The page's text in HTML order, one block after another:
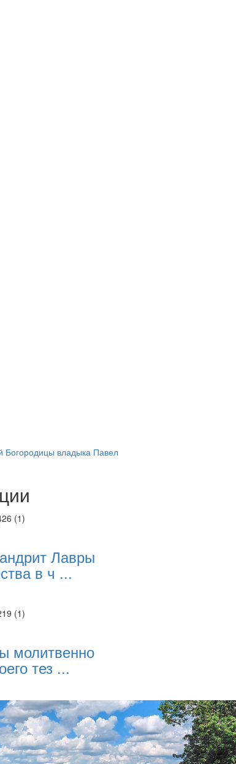
Богородицы владыка Павел
Лавры
в ч ...
молитвенно
тез ...